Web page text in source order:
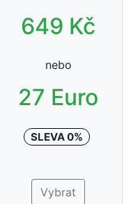
649 Kč
nebo
27 Euro
SLEVA 0%
Vybrat